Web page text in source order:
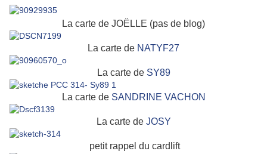
La carte de JOËLLE (pas de blog)
La carte de NATYF27
La carte de SY89
La carte de SANDRINE VACHON
La carte de JOSY
petit rappel du cardlift